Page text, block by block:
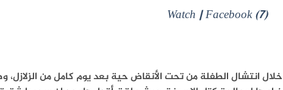
(7) Watch | Facebook
خلال انتشال الطفلة من تحت الأنقاض حية بعد يوم كامل من الزلازل،